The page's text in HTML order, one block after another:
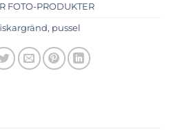
FOTO-PRODUKTER
, pussel